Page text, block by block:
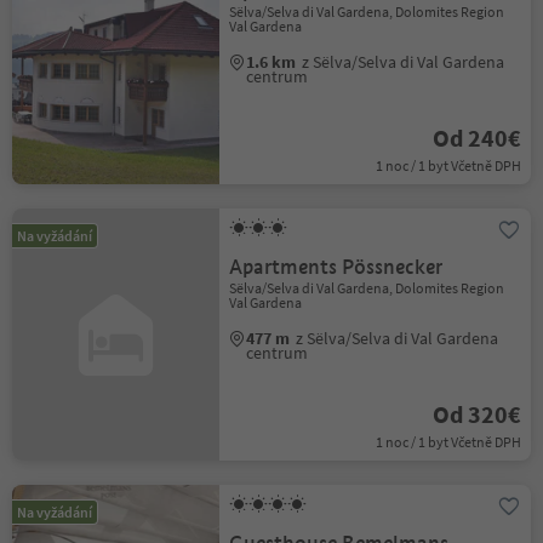
Sëlva/Selva di Val Gardena, Dolomites Region
Val Gardena
1.6 km z Sëlva/Selva di Val Gardena
centrum
Od 240€
1 noc / 1 byt Včetně DPH
Na vyžádání
Apartments Pössnecker
Sëlva/Selva di Val Gardena, Dolomites Region
Val Gardena
477 m z Sëlva/Selva di Val Gardena
centrum
Od 320€
1 noc / 1 byt Včetně DPH
Na vyžádání